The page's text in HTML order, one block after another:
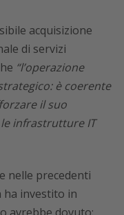
acquisizione
di servizi
“l’operazione
è coerente
il suo
infrastrutture IT
nelle precedenti
ha investito in